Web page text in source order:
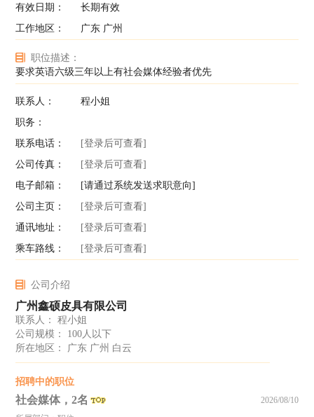
有效日期：
长期有效
工作地区：
广东 广州
职位描述：
要求英语六级三年以上有社会媒体经验者优先
联系人：
程小姐
职务：
联系电话：
[登录后可查看]
公司传真：
[登录后可查看]
电子邮箱：
[请通过系统发送求职意向]
公司主页：
[登录后可查看]
通讯地址：
[登录后可查看]
乘车路线：
[登录后可查看]
公司介绍
广州鑫硕皮具有限公司
联系人： 程小姐
公司规模： 100人以下
所在地区： 广东 广州 白云
招聘中的职位
社会媒体，2名 2026/08/10